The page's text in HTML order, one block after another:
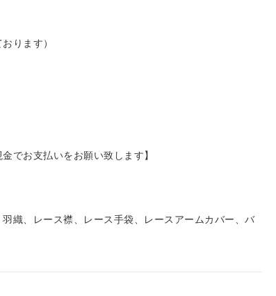
ります）
でお支払いをお願い致します】
織、レース襟、レース手袋、レースアームカバー、バ